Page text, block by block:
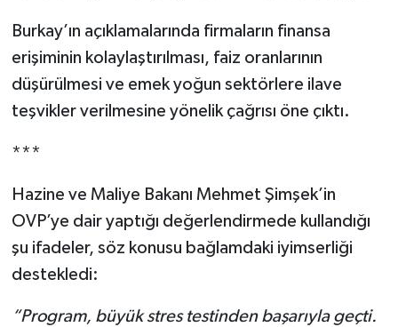
Burkay’ın açıklamalarında firmaların finansa
erişiminin kolaylaştırılması, faiz oranlarının
düşürülmesi ve emek yoğun sektörlere ilave
teşvikler verilmesine yönelik çağrısı öne çıktı.
***
Hazine ve Maliye Bakanı Mehmet Şimşek’in
OVP’ye dair yaptığı değerlendirmede kullandığı
şu ifadeler, söz konusu bağlamdaki iyimserliği
destekledi:
“Program, büyük stres testinden başarıyla geçti.